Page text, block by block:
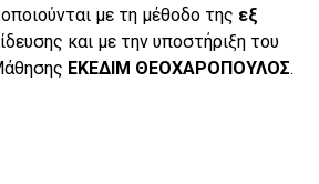
με τη μέθοδο της εξ
και με την υποστήριξη του
ΕΚΕΔΙΜ ΘΕΟΧΑΡΟΠΟΥΛΟΣ.